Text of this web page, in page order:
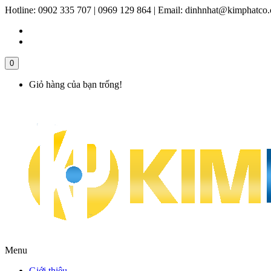
Hotline: 0902 335 707 | 0969 129 864 | Email:
0
Giỏ hàng của bạn trống!
Menu